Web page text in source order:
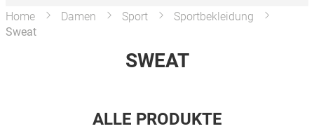
Home Damen Sport
Sportbekleidung
Sweat
SWEAT
ALLE PRODUKTE